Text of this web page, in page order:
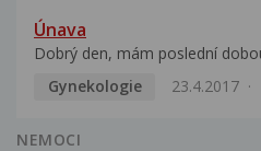
Únava
Dobrý den, mám poslední
Gynekologie
23.4.2017
NEMOCI